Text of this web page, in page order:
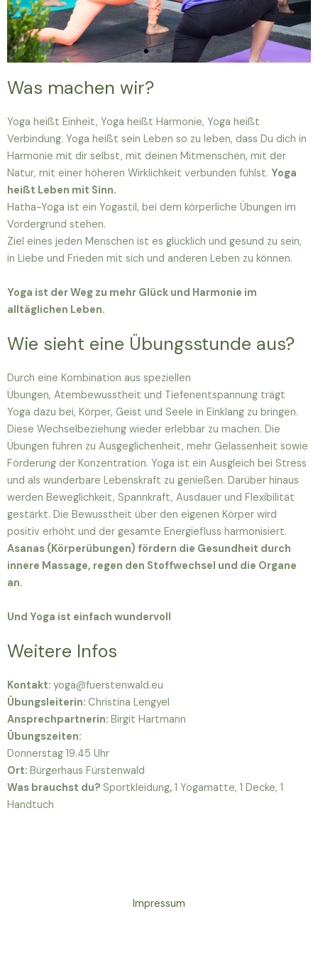
Was machen wir?
Yoga heißt Einheit, Yoga heißt Harmonie, Yoga heißt
Verbindung. Yoga heißt sein Leben so zu leben, dass Du dich in
Harmonie mit dir selbst, mit deinen Mitmenschen, mit der
Natur, mit einer höheren Wirklichkeit verbunden fühlst. Yoga
heißt Leben mit Sinn.
Hatha-Yoga ist ein Yogastil, bei dem körperliche Übungen im
Vordergrund stehen.
Ziel eines jeden Menschen ist es glücklich und gesund zu sein,
in Liebe und Frieden mit sich und anderen Leben zu können.
Yoga ist der Weg zu mehr Glück und Harmonie im
alltäglichen Leben.
Wie sieht eine Übungsstunde aus?
Durch eine Kombination aus speziellen
Übungen, Atembewusstheit und Tiefenentspannung trägt
Yoga dazu bei, Körper, Geist und Seele in Einklang zu bringen.
Diese Wechselbeziehung wieder erlebbar zu machen. Die
Übungen führen zu Ausgeglichenheit, mehr Gelassenheit sowie
Förderung der Konzentration. Yoga ist ein Ausgleich bei Stress
und als wunderbare Lebenskraft zu genießen. Darüber hinaus
werden Beweglichkeit, Spannkraft, Ausdauer und Flexibilität
gestärkt. Die Bewusstheit über den eigenen Körper wird
positiv erhöht und der gesamte Energiefluss harmonisiert.
Asanas (Körperübungen) fördern die Gesundheit durch
innere Massage, regen den Stoffwechsel und die Organe
an.
Und Yoga ist einfach wundervoll
Weitere Infos
Kontakt: yoga@fuerstenwald.eu
Übungsleiterin: Christina Lengyel
Ansprechpartnerin: Birgit Hartmann
Übungszeiten:
Donnerstag 19.45 Uhr
Ort: Bürgerhaus Fürstenwald
Was brauchst du? Sportkleidung, 1 Yogamatte, 1 Decke, 1
Handtuch
Impressum